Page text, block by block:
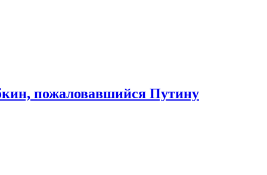
пожаловавшийся Путину